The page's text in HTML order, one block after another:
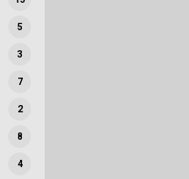
5
3
7
2
8
4